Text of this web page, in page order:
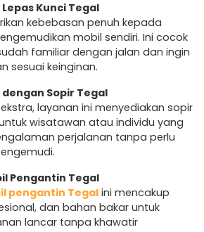
Kunci Tegal
kebebasan penuh kepada
mobil sendiri. Ini cocok
familiar dengan jalan dan ingin
sesuai keinginan.
dengan Sopir Tegal
layanan ini menyediakan sopir
wisatawan atau individu yang
perjalanan tanpa perlu
Pengantin Tegal
pengantin Tegal ini mencakup
dan bahan bakar untuk
lancar tanpa khawatir